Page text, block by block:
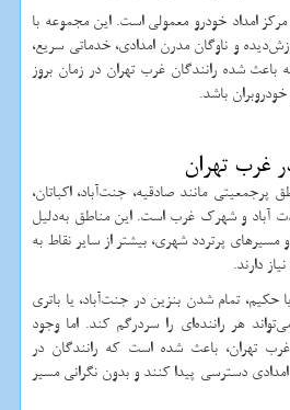
مرکز امداد خودرو معمولی است. این مجموعه با
و ناوگان مدرن امدادی، خدماتی سریع،
باعث شده رانندگان غرب تهران در زمان بروز
باشد.
غرب تهران
مانند صادقیه، جنت‌آباد، اکباتان،
آباد و شهرک غرب است. این مناطق به‌دلیل
مسیرهای پرتردد شهری، بیشتر از سایر نقاط به
نیاز دارند.
حکیم، تمام شدن بنزین در جنت‌آباد، یا باتری
هر راننده‌ای را سردرگم کند. اما وجود
تهران، باعث شده است که رانندگان در
دسترسی پیدا کنند و بدون نگرانی مسیر